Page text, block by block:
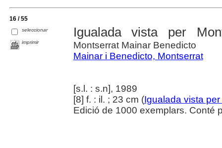
16 / 55
seleccionar
imprimir
Igualada vista per
Montserrat Mainar Benedicto
Mainar i Benedicto, Montserrat
[s.l. : s.n], 1989
[8] f. : il. ; 23 cm (Igualada vista per
Edició de 1000 exemplars. Conté